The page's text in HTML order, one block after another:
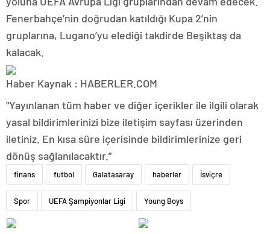
Fenerbahçe’nin doğrudan katıldığı Kupa 2’nin
gruplarına, Lugano’yu elediği takdirde Beşiktaş da
kalacak.
Haber Kaynak : HABERLER.COM
“Yayınlanan tüm haber ve diğer içerikler ile ilgili olarak
yasal bildirimlerinizi bize iletişim sayfası üzerinden
iletiniz. En kısa süre içerisinde bildirimlerinize geri
dönüş sağlanılacaktır.”
finans futbol Galatasaray haberler İsviçre
Spor UEFA Şampiyonlar Ligi Young Boys